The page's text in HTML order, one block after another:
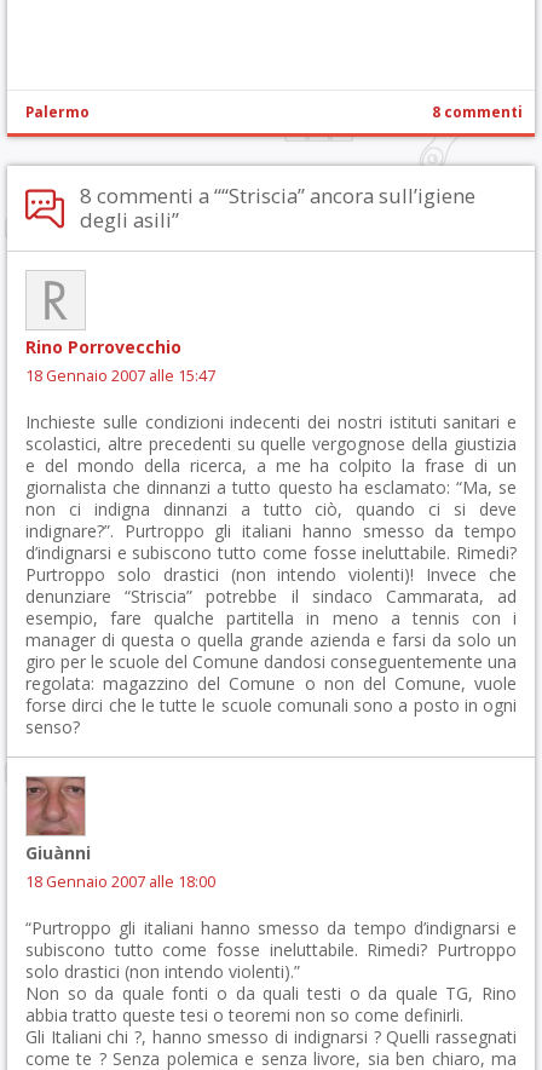
Palermo 8 commenti
8 commenti a ““Striscia” ancora sull’igiene
degli asili”
Rino Porrovecchio
18 Gennaio 2007 alle 15:47
Inchieste sulle condizioni indecenti dei nostri istituti sanitari e
scolastici, altre precedenti su quelle vergognose della giustizia
e del mondo della ricerca, a me ha colpito la frase di un
giornalista che dinnanzi a tutto questo ha esclamato: “Ma, se
non ci indigna dinnanzi a tutto ciò, quando ci si deve
indignare?”. Purtroppo gli italiani hanno smesso da tempo
d’indignarsi e subiscono tutto come fosse ineluttabile. Rimedi?
Purtroppo solo drastici (non intendo violenti)! Invece che
denunziare “Striscia” potrebbe il sindaco Cammarata, ad
esempio, fare qualche partitella in meno a tennis con i
manager di questa o quella grande azienda e farsi da solo un
giro per le scuole del Comune dandosi conseguentemente una
regolata: magazzino del Comune o non del Comune, vuole
forse dirci che le tutte le scuole comunali sono a posto in ogni
senso?
Giuànni
18 Gennaio 2007 alle 18:00
“Purtroppo gli italiani hanno smesso da tempo d’indignarsi e
subiscono tutto come fosse ineluttabile. Rimedi? Purtroppo
solo drastici (non intendo violenti).”
Non so da quale fonti o da quali testi o da quale TG, Rino
abbia tratto queste tesi o teoremi non so come definirli.
Gli Italiani chi ?, hanno smesso di indignarsi ? Quelli rassegnati
come te ? Senza polemica e senza livore, sia ben chiaro, ma